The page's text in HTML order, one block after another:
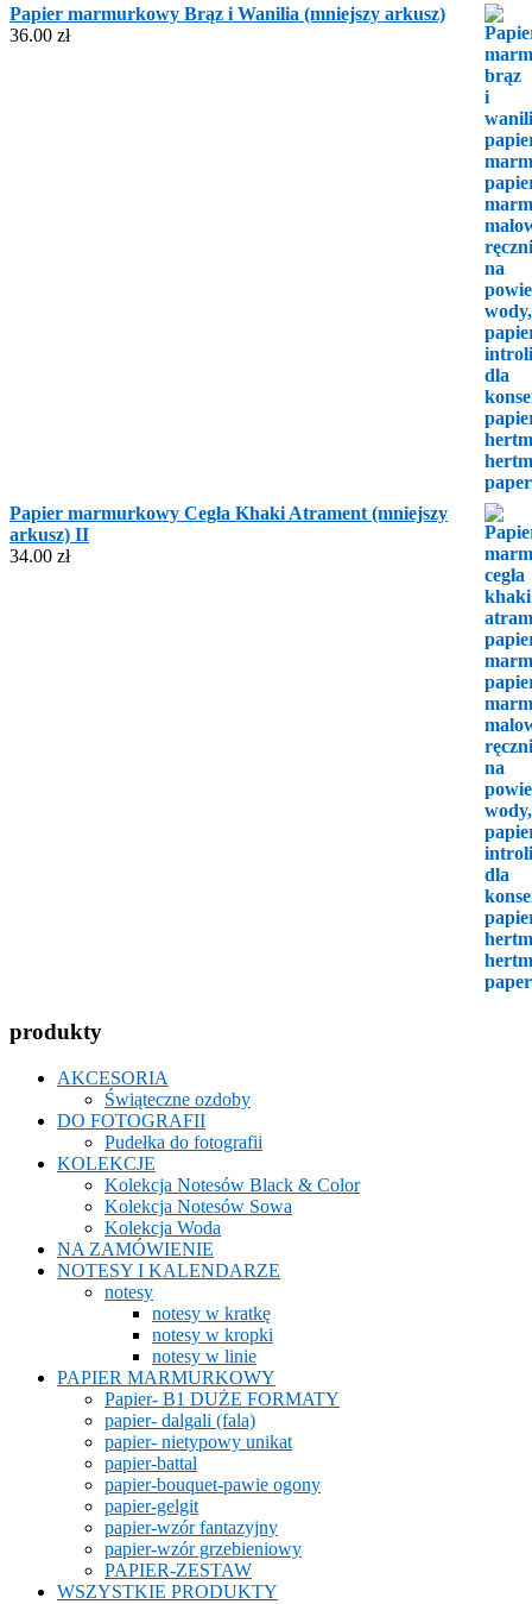
Papier marmurkowy Brąz i Wanilia (mniejszy arkusz)
36.00 zł
Papier marmurkowy Cegła Khaki Atrament (mniejszy
arkusz) II
34.00 zł
produkty
AKCESORIA
Świąteczne ozdoby
DO FOTOGRAFII
Pudełka do fotografii
KOLEKCJE
Kolekcja Notesów Black & Color
Kolekcja Notesów Sowa
Kolekcja Woda
NA ZAMÓWIENIE
NOTESY I KALENDARZE
notesy
notesy w kratkę
notesy w kropki
notesy w linie
PAPIER MARMURKOWY
Papier- B1 DUŻE FORMATY
papier- dalgali (fala)
papier- nietypowy unikat
papier-battal
papier-bouquet-pawie ogony
papier-gelgit
papier-wzór fantazyjny
papier-wzór grzebieniowy
PAPIER-ZESTAW
WSZYSTKIE PRODUKTY